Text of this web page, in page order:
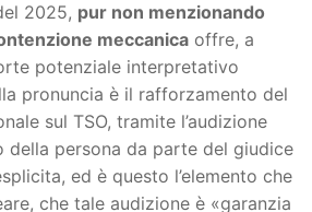
2025, pur non menzionando
meccanica offre, a
potenziale interpretativo
pronuncia è il rafforzamento del
sul TSO, tramite l’audizione
della persona da parte del giudice
ed è questo l’elemento che
che tale audizione è «garanzia